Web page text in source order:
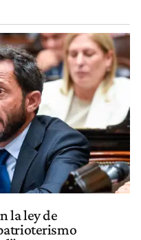
la ley de